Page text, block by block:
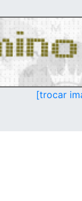
[trocar